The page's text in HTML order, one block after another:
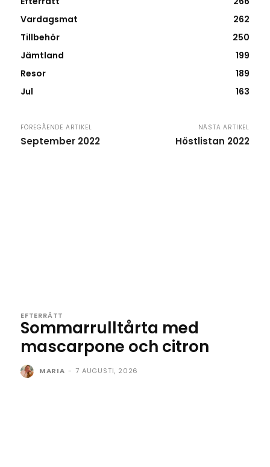
Vardagsmat
262
Tillbehör
250
Jämtland
199
Resor
189
Jul
163
FÖREGÅENDE ARTIKEL
September 2022
NÄSTA ARTIKEL
Höstlistan 2022
EFTERRÄTT
Sommarrulltårta med
mascarpone och citron
MARIA - 7 AUGUSTI, 2026